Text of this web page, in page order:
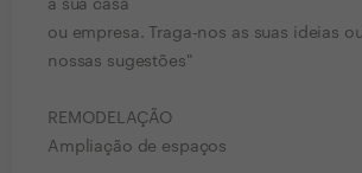
a sua casa
ou empresa. Traga-nos as suas ideias
nossas sugestões"
REMODELAÇÃO
Ampliação de espaços